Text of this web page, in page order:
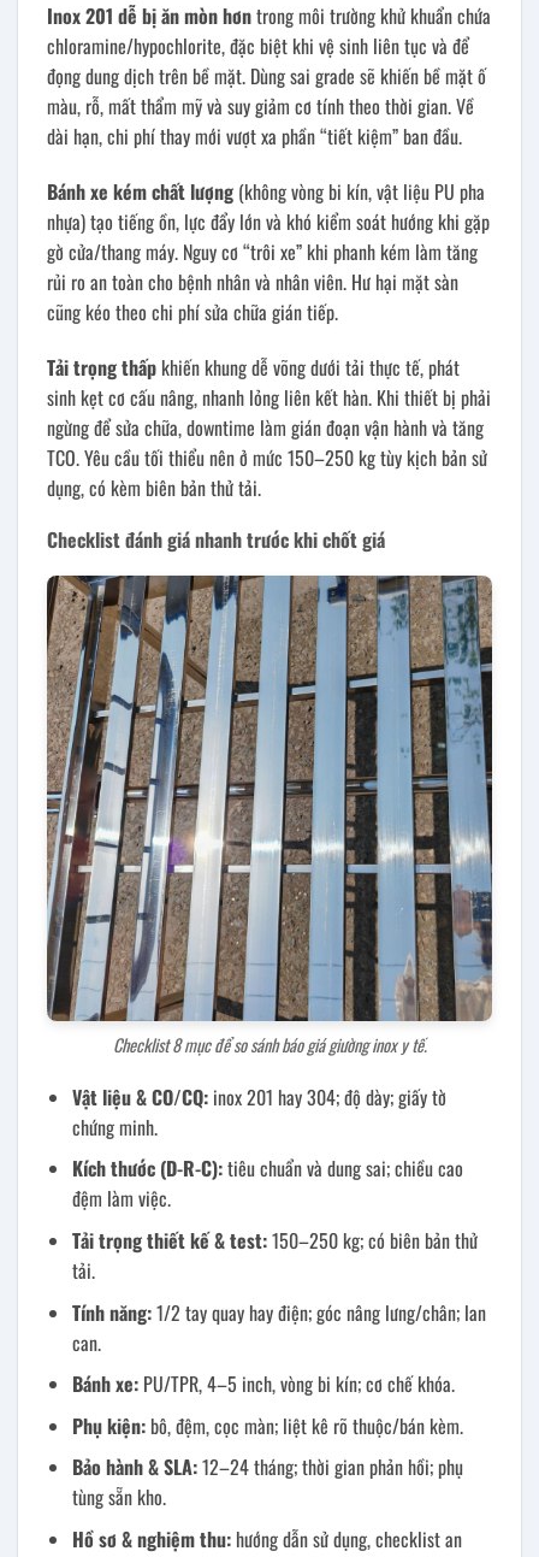
Inox 201 dễ bị ăn mòn hơntrong môi trường khử khuẩn chứa
chloramine/hypochlorite, đặc biệt khi vệ sinh liên tục và để
đọng dung dịch trên bề mặt. Dùng sai grade sẽ khiến bề mặt ố
màu, rỗ, mất thẩm mỹ và suy giảm cơ tính theo thời gian. Về
dài hạn, chi phí thay mới vượt xa phần “tiết kiệm” ban đầu.
Bánh xe kém chất lượng (không vòng bi kín, vật liệu PU pha
nhựa) tạo tiếng ồn, lực đẩy lớn và khó kiểm soát hướng khi gặp
gờ cửa/thang máy. Nguy cơ “trôi xe” khi phanh kém làm tăng
rủi ro an toàn cho bệnh nhân và nhân viên. Hư hại mặt sàn
cũng kéo theo chi phí sửa chữa gián tiếp.
Tải trọng thấp khiến khung dễ võng dưới tải thực tế, phát
sinh kẹt cơ cấu nâng, nhanh lỏng liên kết hàn. Khi thiết bị phải
ngừng để sửa chữa, downtime làm gián đoạn vận hành và tăng
TCO. Yêu cầu tối thiểu nên ở mức 150–250 kg tùy kịch bản sử
dụng, có kèm biên bản thử tải.
Checklist đánh giá nhanh trước khi chốt giá
Checklist 8 mục để so sánh báo giá giường inox y tế.
Vật liệu & CO/CQ:inox 201 hay 304; độ dày; giấy tờ
chứng minh.
Kích thước (D-R-C):tiêu chuẩn và dung sai; chiều cao
đệm làm việc.
Tải trọng thiết kế & test:150–250 kg; có biên bản thử
tải.
Tính năng:1/2 tay quay hay điện; góc nâng lưng/chân; lan
can.
Bánh xe:PU/TPR, 4–5 inch, vòng bi kín; cơ chế khóa.
Phụ kiện:bô, đệm, cọc màn; liệt kê rõ thuộc/bán kèm.
Bảo hành & SLA:12–24 tháng; thời gian phản hồi; phụ
tùng sẵn kho.
Hồ sơ & nghiệm thu:hướng dẫn sử dụng, checklist an